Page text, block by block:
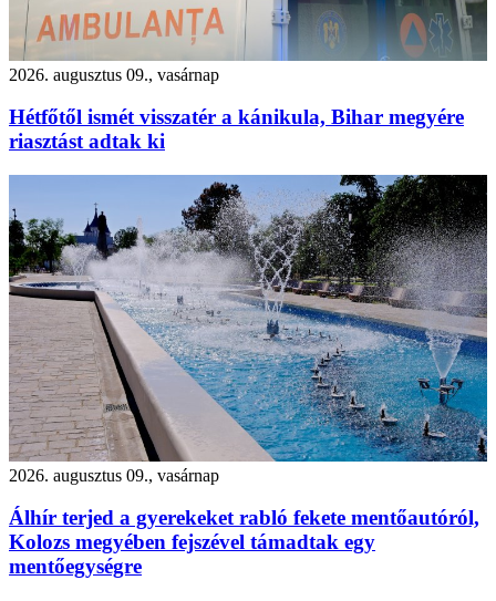
2026. augusztus 09., vasárnap
Hétfőtől ismét visszatér a kánikula, Bihar megyére
riasztást adtak ki
2026. augusztus 09., vasárnap
Álhír terjed a gyerekeket rabló fekete mentőautóról,
Kolozs megyében fejszével támadtak egy
mentőegységre